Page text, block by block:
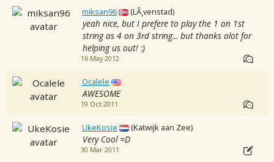
miksan96 (LÃ¸venstad)
yeah nice, but I prefere to play the 1 on 1st
string as 4 on 3rd string... but thanks alot for
helping us out! :)
16 May 2012
Ocalele
AWESOME
19 Oct 2011
UkeKosie (Katwijk aan Zee)
Very Cool =D
30 Mar 2011